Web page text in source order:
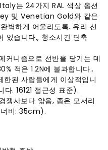
는 24가지 RAL 색상 옵션
및 Venetian Gold와 같은
벽하게 어울리도록. 유리 선
있습니다., 청소시간 단축
커니즘으로 선반을 당기는 데
적은 1.2N에 불과합니다..
된 사람들에게 이상적입니
다. 16121 접근성 표준).
쟁사보다 얇음, 좁은 모서리
비: 35cm).